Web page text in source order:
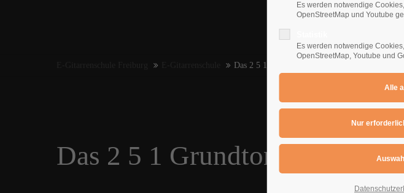
Home E-
Das 2 5 1 Grundton Training : Teil 1
Das 2 5 1 Grundton Training :
Es werden notwendige
OpenStreetMap und Youtube
Es werden notwendige
OpenStreetMap, Youtube und